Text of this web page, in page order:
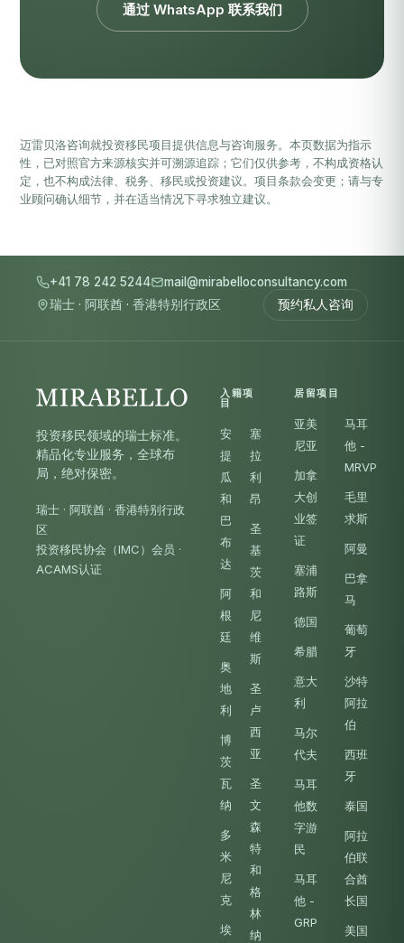
通过 WhatsApp 联系我们
迈雷贝洛咨询就投资移民项目提供信息与咨询服务。本页数据为指示
性，已对照官方来源核实并可溯源追踪；它们仅供参考，不构成资格认
定，也不构成法律、税务、移民或投资建议。项目条款会变更；请与专
业顾问确认细节，并在适当情况下寻求独立建议。
+41 78 242 5244
mail@mirabelloconsultancy.com
瑞士 · 阿联酋 · 香港特别行政区 预约私人咨询
投资移民领域的瑞士标准。
精品化专业服务，全球布
局，绝对保密。
瑞士 · 阿联酋 · 香港特别行政
区
投资移民协会（IMC）会员 ·
ACAMS认证
入籍项
目
安
提
瓜
和
巴
布
达
阿
根
廷
奥
地
利
博
茨
瓦
纳
多
米
尼
克
埃
塞
拉
利
昂
圣
基
茨
和
尼
维
斯
圣
卢
西
亚
圣
文
森
特
和
格
林
纳
居留项目
亚美
尼亚
加拿
大创
业签
证
塞浦
路斯
德国
希腊
意大
利
马尔
代夫
马耳
他数
字游
民
马耳
他 -
GRP
马耳
他 -
MRVP
毛里
求斯
阿曼
巴拿
马
葡萄
牙
沙特
阿拉
伯
西班
牙
泰国
阿拉
伯联
合酋
长国
美国